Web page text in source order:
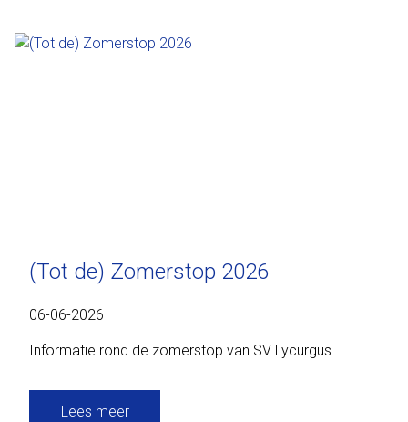
(Tot de) Zomerstop 2026
06-06-2026
Informatie rond de zomerstop van SV Lycurgus
Lees meer